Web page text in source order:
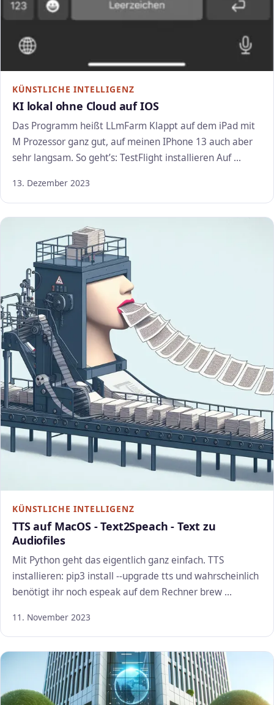
KÜNSTLICHE INTELLIGENZ
KI lokal ohne Cloud auf IOS
Das Programm heißt LLmFarm Klappt auf dem iPad mit
M Prozessor ganz gut, auf meinen IPhone 13 auch aber
sehr langsam. So geht’s: TestFlight installieren Auf …
13. Dezember 2023
KÜNSTLICHE INTELLIGENZ
TTS auf MacOS - Text2Speach - Text zu
Audiofiles
Mit Python geht das eigentlich ganz einfach. TTS
installieren: pip3 install --upgrade tts und wahrscheinlich
benötigt ihr noch espeak auf dem Rechner brew …
11. November 2023